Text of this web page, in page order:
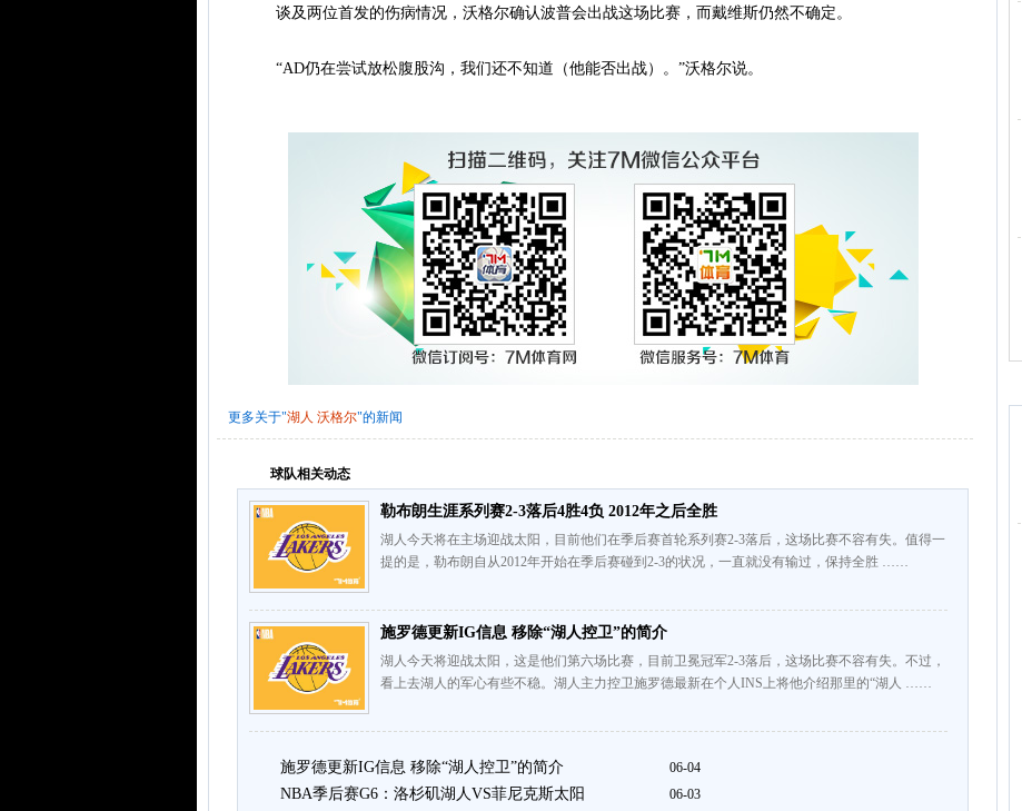
谈及两位首发的伤病情况，沃格尔确认波普会出战这场比赛，而戴维斯仍然不确定。
“AD仍在尝试放松腹股沟，我们还不知道（他能否出战）。”沃格尔说。
更多关于"湖人 沃格尔"的新闻
球队相关动态
勒布朗生涯系列赛2-3落后4胜4负 2012年之后全胜
湖人今天将在主场迎战太阳，目前他们在季后赛首轮系列赛2-3落后，这场比赛不容有失。值得一
提的是，勒布朗自从2012年开始在季后赛碰到2-3的状况，一直就没有输过，保持全胜 ……
施罗德更新IG信息 移除“湖人控卫”的简介
湖人今天将迎战太阳，这是他们第六场比赛，目前卫冕冠军2-3落后，这场比赛不容有失。不过，
看上去湖人的军心有些不稳。湖人主力控卫施罗德最新在个人INS上将他介绍那里的“湖人 ……
施罗德更新IG信息 移除“湖人控卫”的简介 06-04
NBA季后赛G6：洛杉矶湖人VS菲尼克斯太阳 06-03